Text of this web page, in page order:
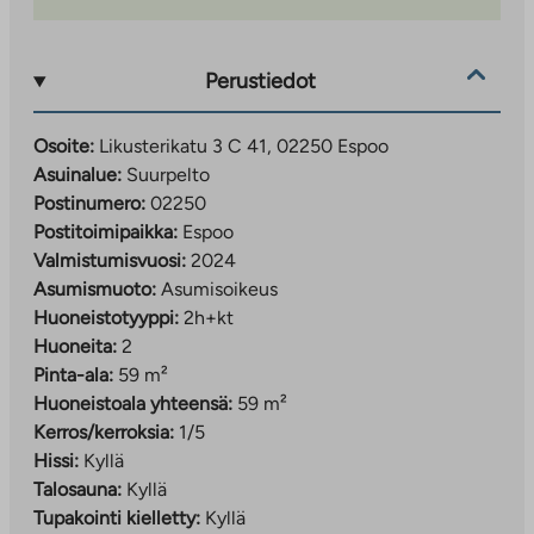
peruskoulu ja kansainvälinen koulu. Opinmäki toimii
myös monipuolisena vapaa-ajan keskuksena, jossa on
mm. nuorisotilat, kirjasto ja liikuntahalli. Suurpellossa
on myös oma kauppakeskus. Alueelta on myös lyhyt
ajomatka esimerkiksi Matinkylän Ison Omenan sekä
Tapiolan kauppoihin ja palveluihin.
Perustiedot
Osoite: Likusterikatu 3 C 41, 02250 Espoo
Asuinalue: Suurpelto
Postinumero: 02250
Postitoimipaikka: Espoo
Valmistumisvuosi: 2024
Asumismuoto: Asumisoikeus
Huoneistotyyppi: 2h+kt
Huoneita: 2
Pinta-ala: 59 m²
Huoneistoala yhteensä: 59 m²
Kerros/kerroksia: 1/5
Hissi: Kyllä
Talosauna: Kyllä
Tupakointi kielletty: Kyllä